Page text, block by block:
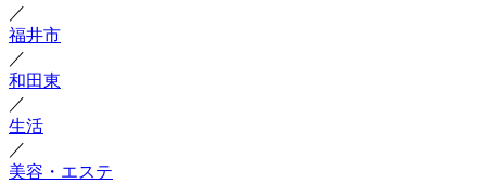
／
福井市
／
和田東
／
生活
／
美容・エステ